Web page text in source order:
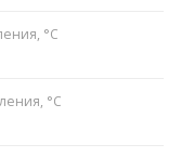
°C
°C